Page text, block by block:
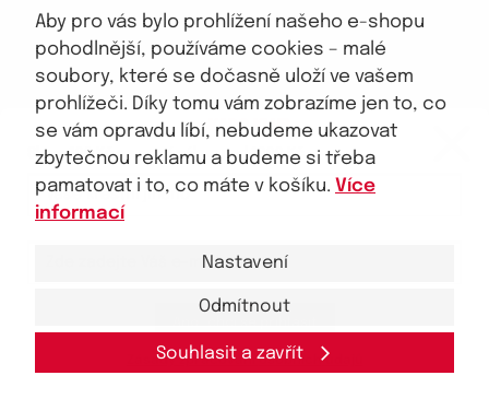
Aby pro vás bylo prohlížení našeho e-shopu
pohodlnější, používáme cookies – malé
soubory, které se dočasně uloží ve vašem
prohlížeči. Díky tomu vám zobrazíme jen to, co
se vám opravdu líbí, nebudeme ukazovat
zbytečnou reklamu a budeme si třeba
pamatovat i to, co máte v košíku. Více
informací
Nastavení
Odmítnout
Souhlasit a zavřít
Obchodní podmínky
Průvodce spokojené ženy
Staňte se naším fanouškem
Jsme důvěryhodný obchod
Obchodní podmínky GDPR Mapa stránek
eKAPO KLUB
Sleva 100 Kč na první nákupnad 1000 Kč
Zásady zpracováníosobníchúdajů